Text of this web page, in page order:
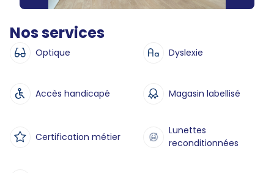
Nos services
Optique Dyslexie
Accès handicapé Magasin labellisé
Certification métier
Lunettes
reconditionnées